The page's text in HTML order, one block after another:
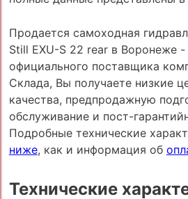
Продается самоходная
Still EXU-S 22 rear в Воронеже -
официального поставщика
Склада, Вы получаете низкие
качества, предпродажную
обслуживание и пост-
Подробные технические
ниже, как и информация об
Технические